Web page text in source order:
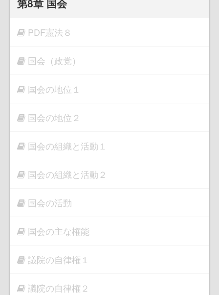
第8章 国会
PDF憲法８
国会（政党）
国会の地位１
国会の地位２
国会の組織と活動１
国会の組織と活動２
国会の活動
国会の主な権能
議院の自律権１
議院の自律権２